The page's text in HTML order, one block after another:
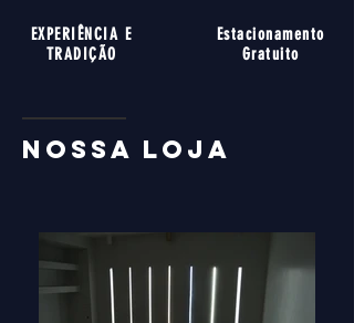
EXPERIÊNCIA E
TRADIÇÃO
Estacionamento
Gratuito
nossa loja